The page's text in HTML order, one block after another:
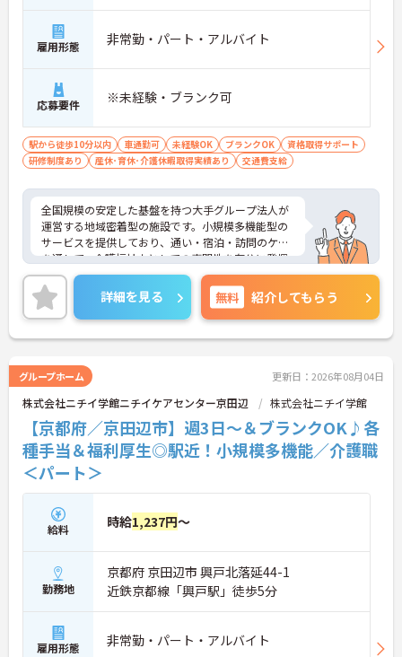
雇用形態 非常勤・パート・アルバイト
応募要件 ※未経験・ブランク可
駅から徒歩10分以内 車通勤可 未経験OK ブランクOK
資格取得サポート
研修制度あり
産休･育休･介護休暇取得実績あり 交通費支給
全国規模の安定した基盤を持つ大手グループ法人が
運営する地域密着型の施設です。小規模多機能型の
サービスを提供しており、通い・宿泊・訪問のケア
を通して、介護福祉士としての専門性を存分に発揮
できるやりがいのある環境です。週3日からの勤務が
可能で、ライフスタイルに合わせた働き方が選択で
きます。業務の偏りを防ぐためのルール化や拠点間
でのサポート体制が確立されており、チーム全体で
協力し合える環境が整っています。また、介護福祉
アップ手当、お子様を持つ方に向けた子ども手当な
どが手厚く用意されており、パートタイムであって
も専門職として高く評価され、安心して長く働き続
けられる待遇が整っていることが最大の魅力です。
★おすすめPOINT★
【国家資格を活かして着実な時給アップが期待でき
る環境です】
て時給に加算される手当があるため、長く勤めるほ
ど確実な給与アップが期待できます。
・業務スキルに応じたステップテストに合格するこ
とでキャリアアップ手当が支給されるため、日々の
質の高いケアがしっかりと給与に反映されます。
【ライフスタイルに合わせた柔軟な働き方が可能な
環境です】
・週3日からの勤務が可能でシフトの時間帯も相談
詳細を見る 無料 紹介してもらう
グループホーム 更新日：2026年08月04日
株式会社ニチイ学館ニチイケアセンター京田辺 株式会社ニチイ学館
【京都府／京田辺市】週3日～＆ブランクOK♪各
種手当＆福利厚生◎駅近！小規模多機能／介護職
＜パート＞
給料 時給1,237円～
勤務地
京都府 京田辺市 興戸北落延44-1
近鉄京都線「興戸駅」徒歩5分
雇用形態 非常勤・パート・アルバイト